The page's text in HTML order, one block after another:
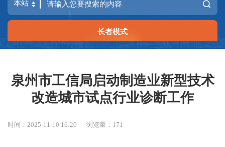
长者模式
泉州市工信局启动制造业新型技术
改造城市试点行业诊断工作
时间：2025-11-10 16:20 浏览量： 171